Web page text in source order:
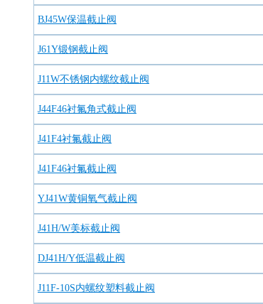
BJ45W保温截止阀
J61Y锻钢截止阀
J11W不锈钢内螺纹截止阀
J44F46衬氟角式截止阀
J41F4衬氟截止阀
J41F46衬氟截止阀
YJ41W黄铜氧气截止阀
J41H/W美标截止阀
DJ41H/Y低温截止阀
J11F-10S内螺纹塑料截止阀